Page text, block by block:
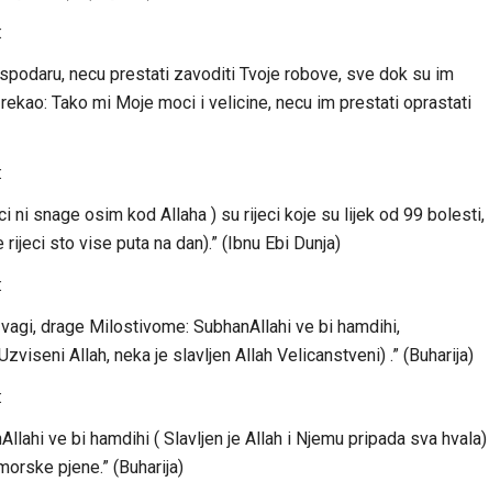
necu prestati zavoditi Tvoje robove, sve dok su im
Tako mi Moje moci i velicine, necu im prestati oprastati
ni snage osim kod Allaha ) su rijeci koje su lijek od 99 bolesti,
sto vise puta na dan).” (Ibnu Ebi Dunja)
drage Milostivome: SubhanAllahi ve bi hamdihi,
Allah, neka je slavljen Allah Velicanstveni) .” (Buharija)
ve bi hamdihi ( Slavljen je Allah i Njemu pripada sva hvala)
pjene.” (Buharija)